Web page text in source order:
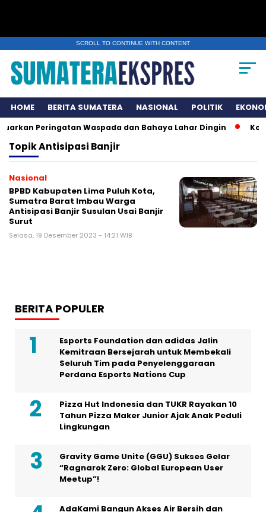
SCROLL TO CONTINUE WITH CONTENT
HOME BERITA SUMATERA NASIONAL POLITIK
Peringatan Waspada dan Bahaya Lahar Dingin
TopikAntisipasi Banjir
Nasional
BPBD Kabupaten Lima Puluh Kota,
Sumatra Barat Imbau Warga
Antisipasi Banjir Susulan Usai Banjir
Surut
Selasa, 19 Desember 2023 - 14:21 WIB
BERITA POPULER
Esports Foundation dan adidas Jalin
Kemitraan Bersejarah untuk Membekali
Seluruh Tim pada Penyelenggaraan
Perdana Esports Nations Cup
Pizza Hut Indonesia dan TUKR Rayakan 10
Tahun Pizza Maker Junior Ajak Anak Peduli
Lingkungan
Gravity Game Unite (GGU) Sukses Gelar
“Ragnarok Zero: Global European User
Meetup”!
AdaKami Bangun Akses Air Bersih dan